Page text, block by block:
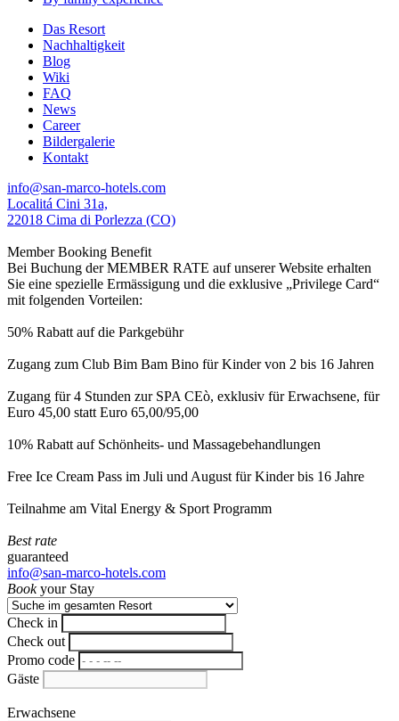
Das Resort
Nachhaltigkeit
Blog
Wiki
FAQ
News
Career
Bildergalerie
Kontakt
info@san-marco-hotels.com
Localitá Cini 31a,
22018 Cima di Porlezza (CO)
Member Booking Benefit
Bei Buchung der MEMBER RATE auf unserer Website erhalten
Sie eine spezielle Ermässigung und die exklusive „Privilege Card“
mit folgenden Vorteilen:
50% Rabatt auf die Parkgebühr
Zugang zum Club Bim Bam Bino für Kinder von 2 bis 16 Jahren
Zugang für 4 Stunden zur SPA CEò, exklusiv für Erwachsene, für
Euro 45,00 statt Euro 65,00/95,00
10% Rabatt auf Schönheits- und Massagebehandlungen
Free Ice Cream Pass im Juli und August für Kinder bis 16 Jahre
Teilnahme am Vital Energy & Sport Programm
Best rate
guaranteed
info@san-marco-hotels.com
Bookyour Stay
Check in
Check out
Promo code
Gäste
Erwachsene